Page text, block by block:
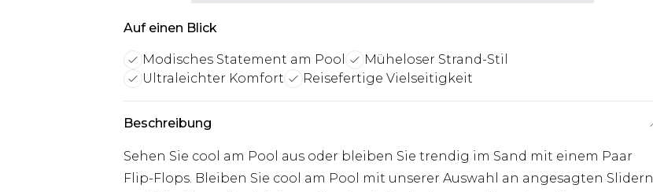
Auf einen Blick
Modisches Statement am Pool
Müheloser Strand-Stil
Ultraleichter Komfort
Reisefertige Vielseitigkeit
Beschreibung
Sehen Sie cool am Pool aus oder bleiben Sie trendig im Sand mit einem Paar
Flip-Flops. Bleiben Sie cool am Pool mit unserer Auswahl an angesagten Slidern